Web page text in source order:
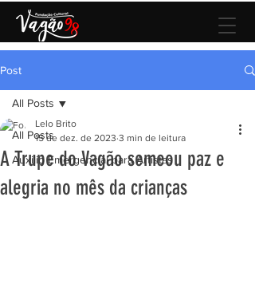
Post
All Posts
Auxilio Emergencial para Artistas
All Posts
A Trupe do Vagão semeou paz e
alegria no mês da crianças
Lelo Brito
15 de dez. de 2023 3 min de leitura